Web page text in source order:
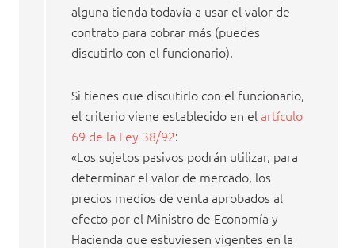
alguna tienda todavía a usar el valor de
contrato para cobrar más (puedes
discutirlo con el funcionario).
Si tienes que discutirlo con el funcionario,
el criterio viene establecido en elartículo
69 de la Ley 38/92:
«Los sujetos pasivos podrán utilizar, para
determinar el valor de mercado, los
precios medios de venta aprobados al
efecto por el Ministro de Economía y
Hacienda que estuviesen vigentes en la